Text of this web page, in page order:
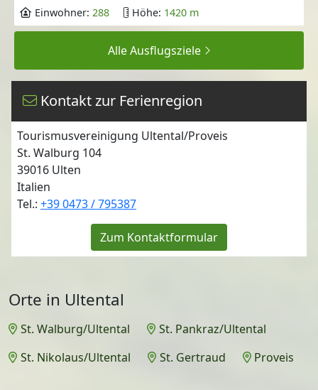
Einwohner: 288 Höhe: 1420 m
Alle Ausflugsziele
Kontakt zur Ferienregion
Tourismusvereinigung Ultental/Proveis
St. Walburg 104
39016 Ulten
Italien
Tel.: +39 0473 / 795387
Zum Kontaktformular
Orte in Ultental
St. Walburg/Ultental
St. Pankraz/Ultental
St. Nikolaus/Ultental
St. Gertraud Proveis